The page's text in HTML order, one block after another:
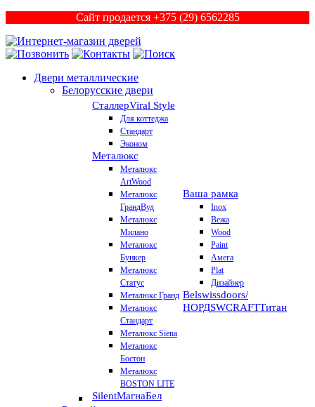
Сайт продается +375 (29) 6562285
Двери металлические
Белорусские двери
СталлерViral Style
Для коттеджа
Стандарт
Эконом
Металюкс
Металюкс
ArtWood
Металюкс
ГрандВуд
Металюкс
Милано
Металюкс
Бункер
Металюкс
Статус
Металюкс Гранд
Металюкс
Стандарт
Металюкс Siena
Металюкс
Бостон
Металюкс
BOSTON LITE
SilentМагнаБел
Ваша рамка
Inox
Вежа
Wood
Paint
Амега
Plat
Дизайнер
Belswissdoors/
НОРДSWCRAFTТитан